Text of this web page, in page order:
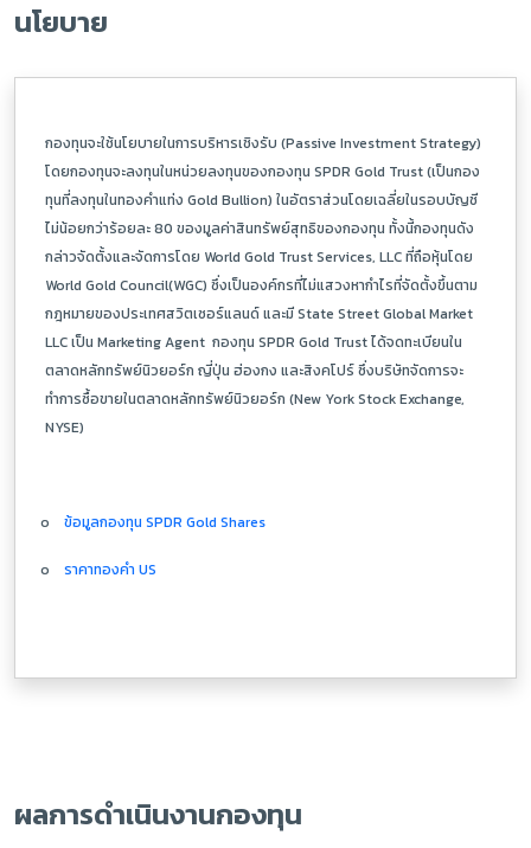
นโยบาย
กองทุนจะใช้นโยบายในการบริหารเชิงรับ (Passive Investment Strategy)
โดยกองทุนจะลงทุนในหน่วยลงทุนของกองทุน SPDR Gold Trust(เป็นกอง
ทุนที่ลงทุนในทองคำแท่ง Gold Bullion) ในอัตราส่วนโดยเฉลี่ยในรอบบัญชี
ไม่น้อยกว่าร้อยละ 80 ของมูลค่าสินทรัพย์สุทธิของกองทุน ทั้งนี้กองทุนดัง
กล่าวจัดตั้งและจัดการโดย World Gold Trust Services, LLCที่ถือหุ้นโดย
World Gold Council(WGC) ซึ่งเป็นองค์กรที่ไม่แสวงหากำไรที่จัดตั้งขึ้นตาม
กฎหมายของประเทศสวิตเซอร์แลนด์ และมีState Street Global Market
LLCเป็น Marketing Agent กองทุน SPDR Gold Trustได้จดทะเบียนใน
ตลาดหลักทรัพย์นิวยอร์ก ญี่ปุ่น ฮ่องกง และสิงคโปร์ ซึ่งบริษัทจัดการจะ
ทำการซื้อขายในตลาดหลักทรัพย์นิวยอร์ก (New York Stock Exchange,
NYSE)
o ข้อมูลกองทุน SPDR Gold Shares
o ราคาทองคำ US
ผลการดำเนินงานกองทุน